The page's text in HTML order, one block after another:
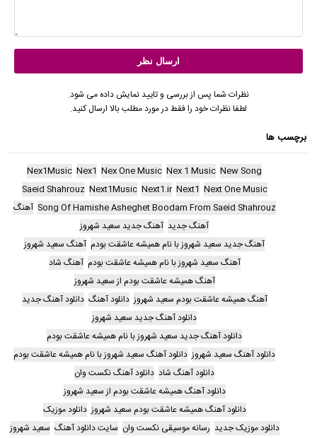
نظرات شما پس از بررسی و تایید نمایش داده می شود.
لطفا نظرات خود را فقط در مورد مطلب بالا ارسال کنید.
برچسب ها
New Song
Nex 1 Music
Nex One Music
Nex1
Nex1Music
Next One Music
Next1
Next1.ir
Next1Music
Saeid Shahrouz
Song Of Hamishe Asheghet Boodam From Saeid Shahrouz آهنگ
آهنگ جدید آهنگ جدید سعید شهروز
آهنگ جدید سعید شهروز با نام همیشه عاشقت بودم آهنگ سعید شهروز
آهنگ سعید شهروز با نام همیشه عاشقت بودم آهنگ شاد
آهنگ همیشه عاشقت بودم از سعید شهروز
آهنگ همیشه عاشقت بودم سعید شهروز دانلود آهنگ دانلود آهنگ جدید
دانلود آهنگ جدید سعید شهروز
دانلود آهنگ جدید سعید شهروز با نام همیشه عاشقت بودم
دانلود آهنگ سعید شهروز دانلود آهنگ سعید شهروز با نام همیشه عاشقت بودم
دانلود آهنگ شاد دانلود آهنگ نکست وان
دانلود آهنگ همیشه عاشقت بودم از سعید شهروز
دانلود آهنگ همیشه عاشقت بودم سعید شهروز دانلود موزیک
دانلود موزیک جدید رسانه موسیقی نکست وان سایت دانلود آهنگ سعید شهروز